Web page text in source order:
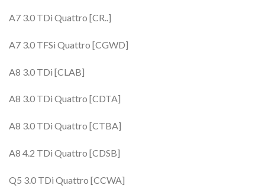
A7 3.0 TDi Quattro [CR..]
A7 3.0 TFSi Quattro [CGWD]
A8 3.0 TDi [CLAB]
A8 3.0 TDi Quattro [CDTA]
A8 3.0 TDi Quattro [CTBA]
A8 4.2 TDi Quattro [CDSB]
Q5 3.0 TDi Quattro [CCWA]